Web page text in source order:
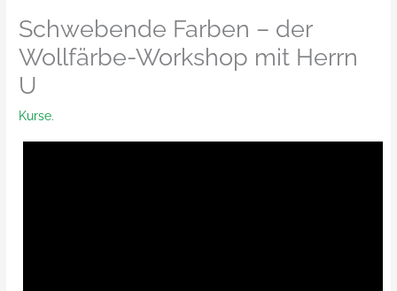
Schwebende Farben – der
Wollfärbe-Workshop mit Herrn
U
Kurse.